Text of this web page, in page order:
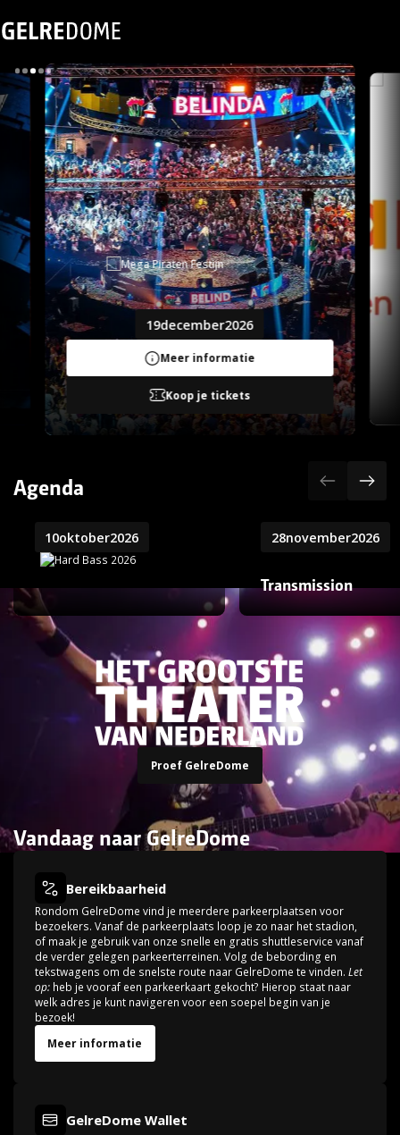
19december2026
Meer informatie
Koop je tickets
Agenda
10oktober2026 28november2026
Transmission
Proef GelreDome
Vandaag naar GelreDome
Bereikbaarheid
Rondom GelreDome vind je meerdere parkeerplaatsen voor
bezoekers. Vanaf de parkeerplaats loop je zo naar het stadion,
of maak je gebruik van onze snelle en gratis shuttleservice vanaf
de verder gelegen parkeerterreinen. Volg de bebording en
tekstwagens om de snelste route naar GelreDome te vinden. Let
op:heb je vooraf een parkeerkaart gekocht? Hierop staat naar
welk adres je kunt navigeren voor een soepel begin van je
bezoek!
Meer informatie
GelreDome Wallet